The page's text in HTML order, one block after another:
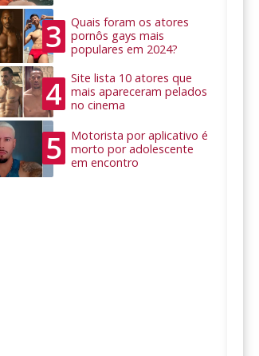
3
Quais foram os atores
pornôs gays mais
populares em 2024?
4
Site lista 10 atores que
mais apareceram pelados
no cinema
5
Motorista por aplicativo é
morto por adolescente
em encontro